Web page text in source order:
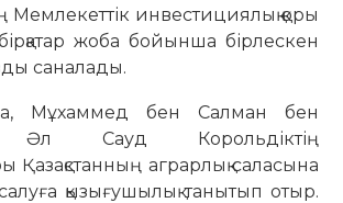
инвестициялық қоры
бірқатар жоба бойынша бірлескен
саналады.
Мұхаммед бен Салман бен
Әл Сауд Корольдіктің
Қазақстанның аграрлық саласына
қызығушылық танытып отыр.